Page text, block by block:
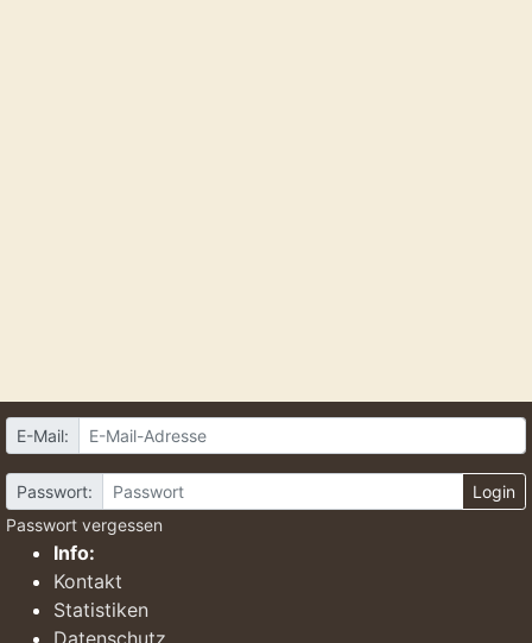
E-Mail:
Passwort:
Login
Passwort vergessen
Info:
Kontakt
Statistiken